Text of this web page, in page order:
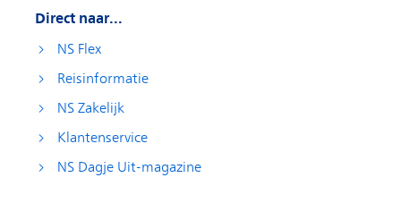
Direct naar...
NS Flex
Reisinformatie
NS Zakelijk
Klantenservice
NS Dagje Uit-magazine